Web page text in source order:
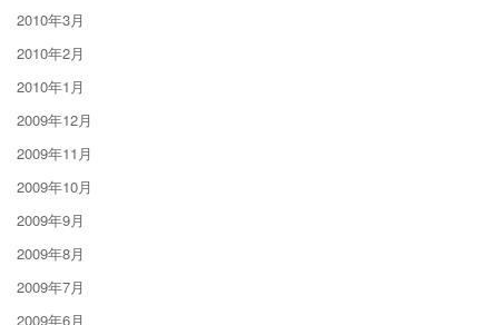
2010年3月
2010年2月
2010年1月
2009年12月
2009年11月
2009年10月
2009年9月
2009年8月
2009年7月
2009年6月